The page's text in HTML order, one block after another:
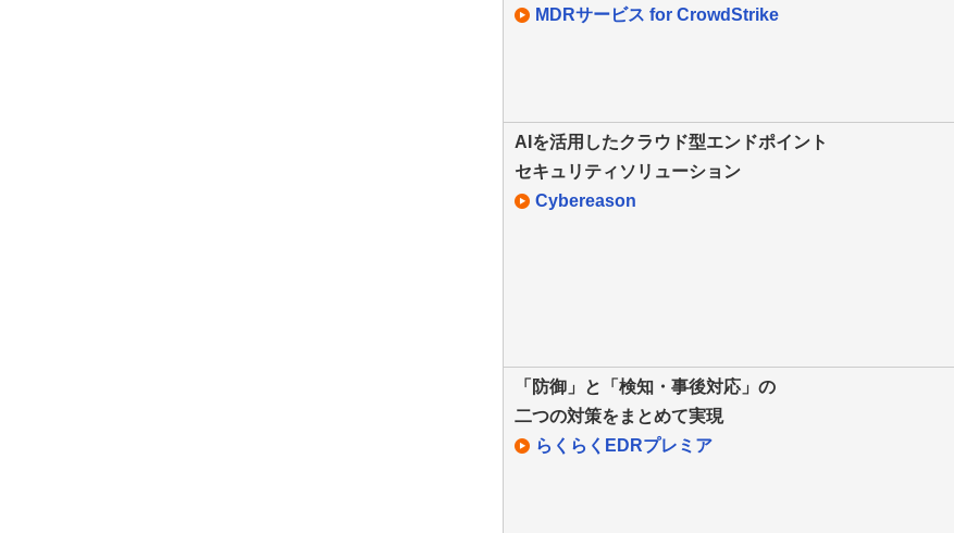
MDRサービス for CrowdStrike
AIを活用したクラウド型エンドポイント
セキュリティソリューション
Cybereason
「防御」と「検知・事後対応」の
二つの対策をまとめて実現
らくらくEDRプレミア